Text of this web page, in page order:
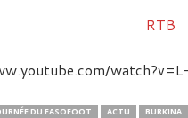
DU FASOFOOT ACTU BURKINA